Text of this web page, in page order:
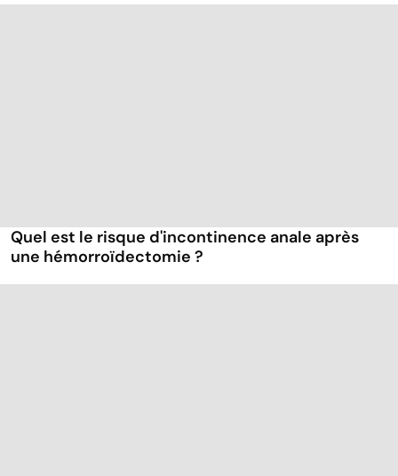
Quel est le risque d'incontinence anale après
une hémorroïdectomie ?